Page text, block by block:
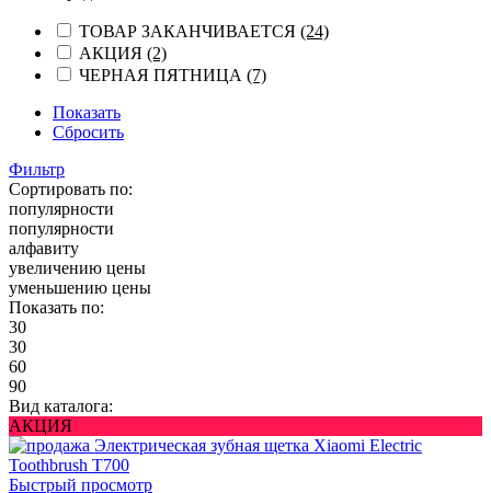
ТОВАР ЗАКАНЧИВАЕТСЯ (24)
АКЦИЯ (2)
ЧЕРНАЯ ПЯТНИЦА (7)
Показать
Сбросить
Фильтр
Сортировать по:
популярности
популярности
алфавиту
увеличению цены
уменьшению цены
Показать по:
30
30
60
90
Вид каталога:
АКЦИЯ
Быстрый просмотр